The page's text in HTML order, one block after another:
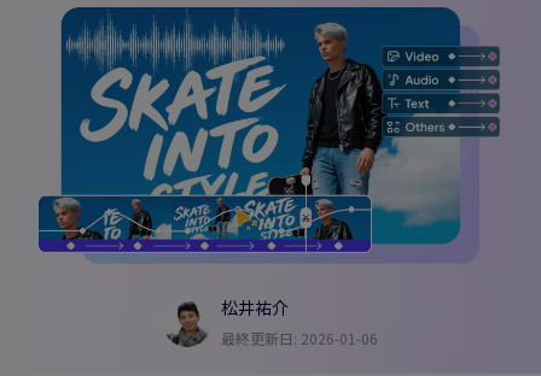
松井祐介
最終更新日: 2026-01-06